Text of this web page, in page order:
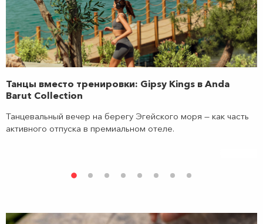
Танцы вместо тренировки: Gipsy Kings в Anda
Barut Collection
Танцевальный вечер на берегу Эгейского моря — как часть
активного отпуска в премиальном отеле.